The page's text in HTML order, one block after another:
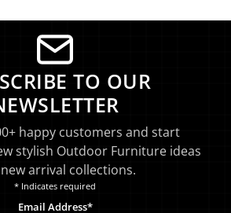
TO OUR
happy customers and start
stylish Outdoor Furniture ideas
arrival collections.
* Indicates required
Email Address*